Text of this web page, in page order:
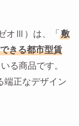
オⅢ）は、「 敷
きる都市型賃
る商品です。
端正なデザイン